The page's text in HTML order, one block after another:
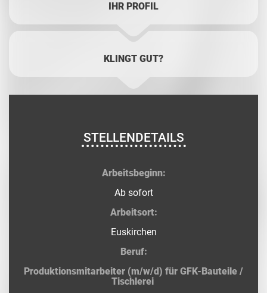
IHR PROFIL
KLINGT GUT?
STELLENDETAILS
Arbeitsbeginn:
Ab sofort
Arbeitsort:
Euskirchen
Beruf:
Produktionsmitarbeiter (m/w/d) für GFK-Bauteile /
Tischlerei